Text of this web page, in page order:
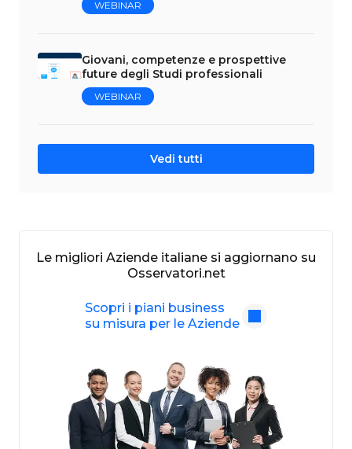
WEBINAR
Giovani, competenze e prospettive
future degli Studi professionali
WEBINAR
Vedi tutti
Le migliori Aziende italiane si aggiornano su
Osservatori.net
Scopri i piani business
su misura per le Aziende